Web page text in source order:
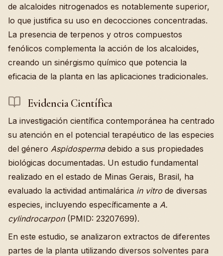
de alcaloides nitrogenados es notablemente superior,
lo que justifica su uso en decocciones concentradas.
La presencia de terpenos y otros compuestos
fenólicos complementa la acción de los alcaloides,
creando un sinérgismo químico que potencia la
eficacia de la planta en las aplicaciones tradicionales.
Evidencia Científica
La investigación científica contemporánea ha centrado
su atención en el potencial terapéutico de las especies
del género Aspidospermadebido a sus propiedades
biológicas documentadas. Un estudio fundamental
realizado en el estado de Minas Gerais, Brasil, ha
evaluado la actividad antimalárica in vitro de diversas
especies, incluyendo específicamente a A.
cylindrocarpon(PMID: 23207699).
En este estudio, se analizaron extractos de diferentes
partes de la planta utilizando diversos solventes para